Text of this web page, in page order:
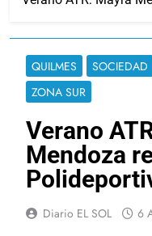
QUILMES SOCIEDAD
ZONA SUR
Verano
Mendoza
Diario EL SOL 6